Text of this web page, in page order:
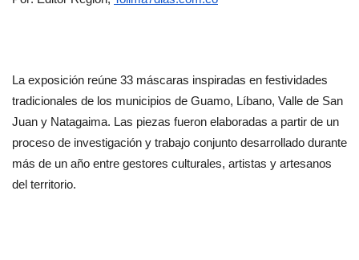
La exposición reúne 33 máscaras inspiradas en festividades
tradicionales de los municipios de Guamo, Líbano, Valle de San
Juan y Natagaima. Las piezas fueron elaboradas a partir de un
proceso de investigación y trabajo conjunto desarrollado durante
más de un año entre gestores culturales, artistas y artesanos
del territorio.